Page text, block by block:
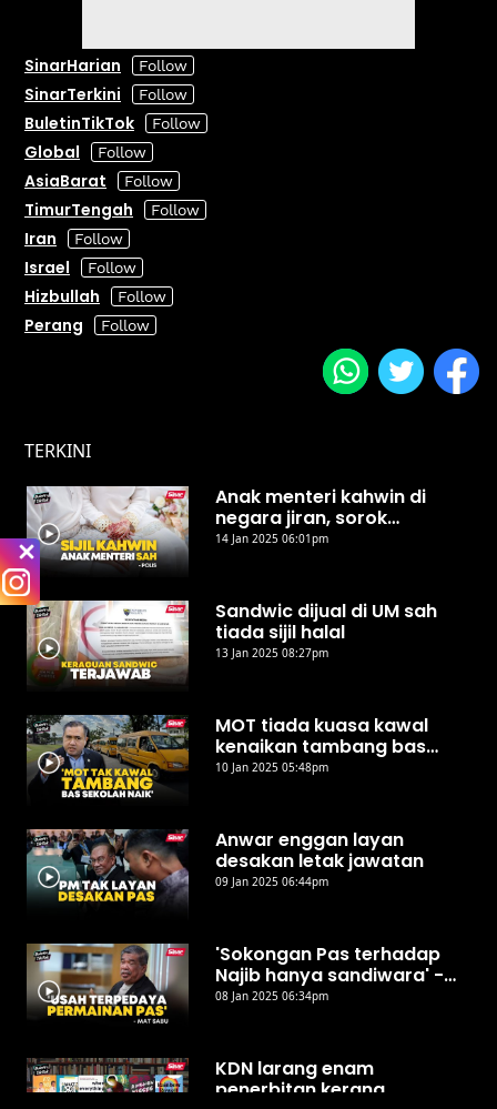
SinarHarian
SinarTerkini
BuletinTikTok
Global
AsiaBarat
TimurTengah
Iran
Israel
Hizbullah
Perang
TERKINI
Anak menteri kahwin di
negara jiran, sorok
daripada keluarga - KPN
14 Jan 2025 06:01pm
Sandwic dijual di UM sah
tiada sijil halal
13 Jan 2025 08:27pm
MOT tiada kuasa kawal
kenaikan tambang bas
sekolah - Anthony Loke
10 Jan 2025 05:48pm
Anwar enggan layan
desakan letak jawatan
09 Jan 2025 06:44pm
'Sokongan Pas terhadap
Najib hanya sandiwara' -
Mat Sabu
08 Jan 2025 06:34pm
KDN larang enam
penerbitan kerana